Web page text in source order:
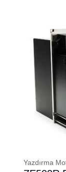
Yazdırma